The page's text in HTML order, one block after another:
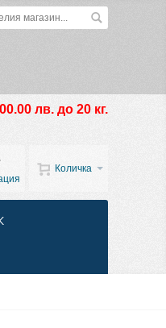
лв. до 20 кг.
Количка